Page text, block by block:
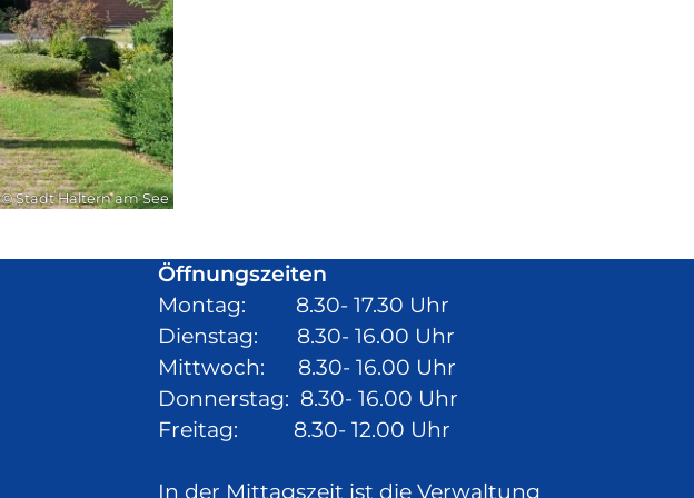
© Stadt Haltern am See
Öffnungszeiten
Montag: 8.30- 17.30 Uhr
Dienstag: 8.30- 16.00 Uhr
Mittwoch: 8.30- 16.00 Uhr
Donnerstag: 8.30- 16.00 Uhr
Freitag: 8.30- 12.00 Uhr
In der Mittagszeit ist die Verwaltung